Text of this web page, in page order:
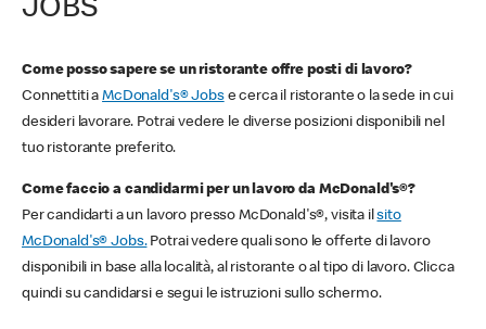
JOBS
Come posso sapere se un ristorante offre posti di lavoro?
Connettiti aMcDonald's® Jobse cerca il ristorante o la sede in cui
desideri lavorare. Potrai vedere le diverse posizioni disponibili nel
tuo ristorante preferito.
Come faccio a candidarmi per un lavoro da McDonald's®?
Per candidarti a un lavoro presso McDonald's®, visita ilsito
McDonald's® Jobs.Potrai vedere quali sono le offerte di lavoro
disponibili in base alla località, al ristorante o al tipo di lavoro. Clicca
quindi su candidarsi e segui le istruzioni sullo schermo.